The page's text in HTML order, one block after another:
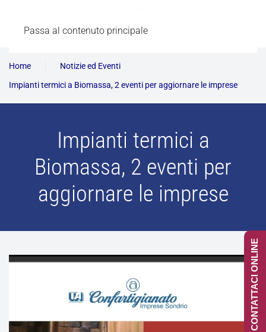
Passa al contenuto principale
Home
Notizie ed Eventi
Impianti termici a Biomassa, 2 eventi per aggiornare le imprese
Impianti termici a
Biomassa, 2 eventi per
aggiornare le imprese
CONTATTACI ONLINE